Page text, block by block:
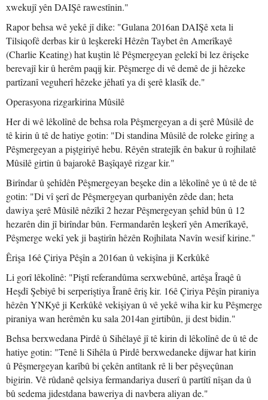
xwekujî yên DAIŞê rawestînin."
Rapor behsa wê yekê jî dike: "Gulana 2016an DAIŞê xeta li
Tilsiqofê derbas kir û leşkerekî Hêzên Taybet ên Amerîkayê
(Charlie Keating) hat kuştin lê Pêşmergeyan gelekî bi lez êrişeke
berevajî kir û herêm paqij kir. Pêşmerge di vê demê de ji hêzeke
partîzanî veguherî hêzeke jêhatî ya di şerê klasîk de."
Operasyona rizgarkirina Mûsilê
Her di wê lêkolînê de behsa rola Pêşmergeyan a di şerê Mûsilê de
tê kirin û tê de hatiye gotin: "Di standina Mûsilê de roleke girîng a
Pêşmergeyan a piştgiriyê hebu. Rêyên stratejîk ên bakur û rojhilatê
Mûsilê girtin û bajarokê Başîqayê rizgar kir."
Birîndar û şehîdên Pêşmergeyan beşeke din a lêkolînê ye û tê de tê
gotin: "Di vî şerî de Pêşmergeyan qurbaniyên zêde dan; heta
dawiya şerê Mûsilê nêzîkî 2 hezar Pêşmergeyan şehîd bûn û 12
hezarên din jî birîndar bûn. Fermandarên leşkerî yên Amerîkayê,
Pêşmerge wekî yek ji baştirîn hêzên Rojhilata Navîn wesif kirine."
Êrişa 16ê Çiriya Pêşîn a 2016an û vekişîna ji Kerkûkê
Li gorî lêkolînê: "Piştî referandûma serxwebûnê, artêşa Îraqê û
Heşdî Şebiyê bi serperiştiya Îranê êriş kir. 16ê Çiriya Pêşîn piraniya
hêzên YNKyê ji Kerkûkê vekişiyan û vê yekê wiha kir ku Pêşmerge
piraniya wan herêmên ku sala 2014an girtibûn, ji dest bidin."
Behsa berxwedana Pirdê û Sihêlayê jî tê kirin di lêkolînê de û tê de
hatiye gotin: "Tenê li Sihêla û Pirdê berxwedaneke dijwar hat kirin
û Pêşmergeyan karîbû bi çekên antîtank rê li ber pêşveçûnan
bigirin. Vê rûdanê qelsiya fermandariya duserî û partîtî nîşan da û
bû sedema jidestdana baweriya di navbera aliyan de."